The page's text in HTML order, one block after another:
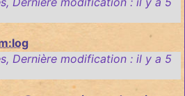
, Dernière modification : il y a 5